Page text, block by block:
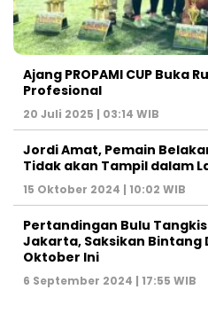
Ajang PROPAMI CUP Buka
Profesional
20 Juli 2025 | 03:14 WIB
Jordi Amat, Pemain
Tidak akan Tampil dalam
15 Oktober 2024 | 10:02 WIB
Pertandingan Bulu
Jakarta, Saksikan Bintang
Oktober Ini
6 September 2024 | 17:55 WIB